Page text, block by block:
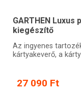
GARTHEN Luxus
kiegészítő
Az ingyenes
kártyakeverő, a
27 090 Ft